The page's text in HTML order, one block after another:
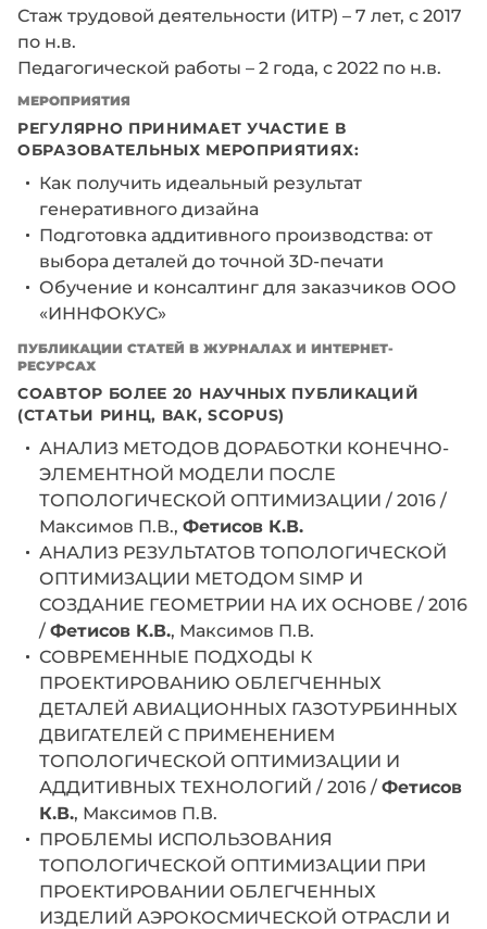
Стаж трудовой деятельности (ИТР) – 7 лет, с 2017
по н.в.
Педагогической работы – 2 года, с 2022 по н.в.
МЕРОПРИЯТИЯ
РЕГУЛЯРНО ПРИНИМАЕТ УЧАСТИЕ В
ОБРАЗОВАТЕЛЬНЫХ МЕРОПРИЯТИЯХ:
Как получить идеальный результат
генеративного дизайна
Подготовка аддитивного производства: от
выбора деталей до точной 3D-печати
Обучение и консалтинг для заказчиков ООО
«ИННФОКУС»
ПУБЛИКАЦИИ СТАТЕЙ В ЖУРНАЛАХ И ИНТЕРНЕТ-
РЕСУРСАХ
СОАВТОР БОЛЕЕ 20 НАУЧНЫХ ПУБЛИКАЦИЙ
(СТАТЬИ РИНЦ, ВАК, SCOPUS)
АНАЛИЗ МЕТОДОВ ДОРАБОТКИ КОНЕЧНО-
ЭЛЕМЕНТНОЙ МОДЕЛИ ПОСЛЕ
ТОПОЛОГИЧЕСКОЙ ОПТИМИЗАЦИИ / 2016 /
Максимов П.В., Фетисов К.В.
АНАЛИЗ РЕЗУЛЬТАТОВ ТОПОЛОГИЧЕСКОЙ
ОПТИМИЗАЦИИ МЕТОДОМ SIMP И
СОЗДАНИЕ ГЕОМЕТРИИ НА ИХ ОСНОВЕ / 2016
/Фетисов К.В., Максимов П.В.
СОВРЕМЕННЫЕ ПОДХОДЫ К
ПРОЕКТИРОВАНИЮ ОБЛЕГЧЕННЫХ
ДЕТАЛЕЙ АВИАЦИОННЫХ ГАЗОТУРБИННЫХ
ДВИГАТЕЛЕЙ С ПРИМЕНЕНИЕМ
ТОПОЛОГИЧЕСКОЙ ОПТИМИЗАЦИИ И
АДДИТИВНЫХ ТЕХНОЛОГИЙ / 2016 /Фетисов
К.В., Максимов П.В.
ПРОБЛЕМЫ ИСПОЛЬЗОВАНИЯ
ТОПОЛОГИЧЕСКОЙ ОПТИМИЗАЦИИ ПРИ
ПРОЕКТИРОВАНИИ ОБЛЕГЧЕННЫХ
ИЗДЕЛИЙ АЭРОКОСМИЧЕСКОЙ ОТРАСЛИ И